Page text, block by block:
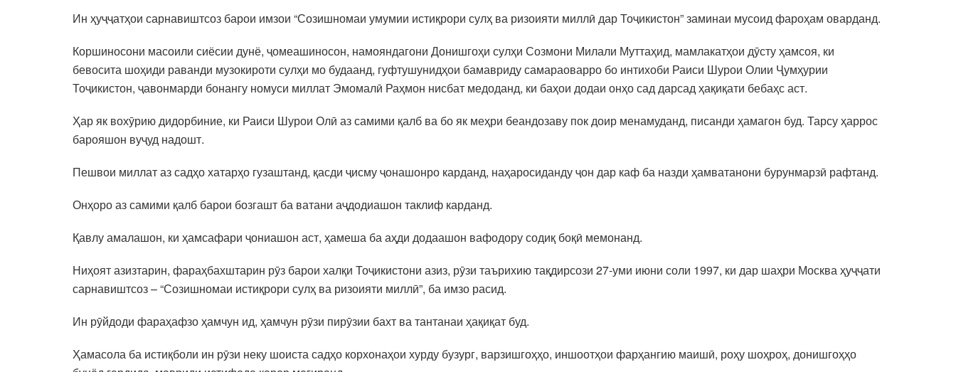
Ин ҳуҷҷатҳои сарнавиштсоз барои имзои “Созишномаи умумии истиқрори сулҳ ва ризоияти миллӣ дар Тоҷикистон” заминаи мусоид фароҳам оварданд.
Коршиносони масоили сиёсии дунё, ҷомеашиносон, намояндагони Донишгоҳи сулҳи Созмони Милали Муттаҳид, мамлакатҳои дӯсту ҳамсоя, ки
бевосита шоҳиди раванди музокироти сулҳи мо будаанд, гуфтушунидҳои бамавриду самараоварро бо интихоби Раиси Шурои Олии Ҷумҳурии
Тоҷикистон, ҷавонмарди бонангу номуси миллат Эмомалӣ Раҳмон нисбат медоданд, ки баҳои додаи онҳо сад дарсад ҳақиқати бебаҳс аст.
Ҳар як вохӯрию дидорбиние, ки Раиси Шурои Олӣ аз самими қалб ва бо як меҳри беандозаву пок доир менамуданд, писанди ҳамагон буд. Тарсу ҳаррос
барояшон вуҷуд надошт.
Пешвои миллат аз садҳо хатарҳо гузаштанд, қасди ҷисму ҷонашонро карданд, наҳаросиданду ҷон дар каф ба назди ҳамватанони бурунмарзӣ рафтанд.
Онҳоро аз самими қалб барои бозгашт ба ватани аҷдодиашон таклиф карданд.
Қавлу амалашон, ки ҳамсафари ҷониашон аст, ҳамеша ба аҳди додаашон вафодору содиқ боқӣ мемонанд.
Ниҳоят азизтарин, фараҳбахштарин рӯз барои халқи Тоҷикистони азиз, рӯзи таърихию тақдирсози 27-уми июни соли 1997, ки дар шаҳри Москва ҳуҷҷати
сарнавиштсоз – “Созишномаи истиқрори сулҳ ва ризоияти миллӣ”, ба имзо расид.
Ин рӯйдоди фараҳафзо ҳамчун ид, ҳамчун рӯзи пирӯзии бахт ва тантанаи ҳақиқат буд.
Ҳамасола ба истиқболи ин рӯзи неку шоиста садҳо корхонаҳои хурду бузург, варзишгоҳҳо, иншоотҳои фарҳангию маишӣ, роҳу шоҳроҳ, донишгоҳҳо